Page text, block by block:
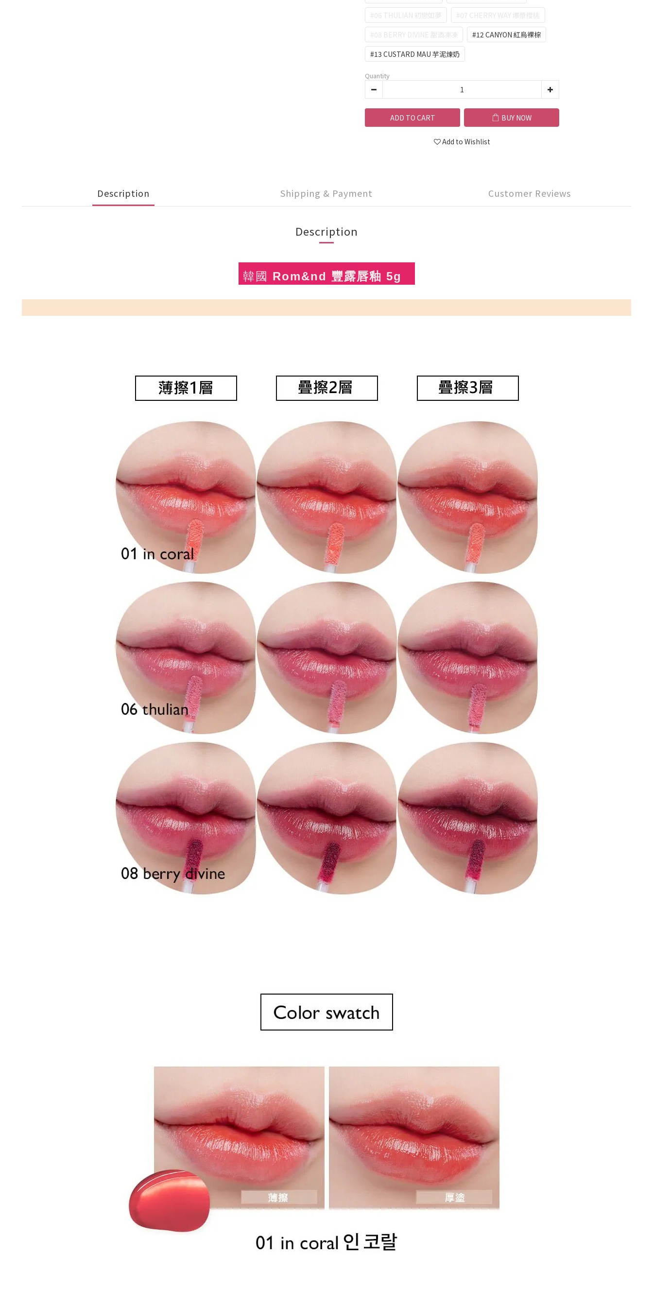
#06 THULIAN 初戀如夢
#07 CHERRY WAY 爆漿櫻桃
#08 BERRY DIVINE 甜酒凍凍
#12 CANYON 紅烏裸棕
#13 CUSTARD MAU 芋泥煉奶
Quantity
ADD TO CART BUY NOW
Add to Wishlist
Description Shipping & Payment Customer Reviews
Description
韓國 Rom&nd 豐露唇釉 5g